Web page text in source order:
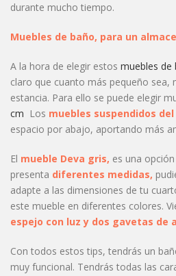
durante mucho tiempo.
Muebles de baño, para un
A la hora de elegir estos muebles de
claro que cuanto más pequeño sea,
estancia. Para ello se puede elegir
cm Los muebles suspendidos del
espacio por abajo, aportando más
El mueble Deva gris, es una
presenta diferentes medidas,
adapte a las dimensiones de tu
este mueble en diferentes colores.
espejo con luz y dos gavetas de
Con todos estos tips, tendrás un
muy funcional. Tendrás todas las